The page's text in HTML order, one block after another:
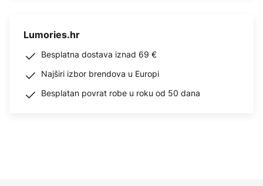
Lumories.hr
Besplatna dostava iznad 69 €
Najširi izbor brendova u Europi
Besplatan povrat robe u roku od 50 dana